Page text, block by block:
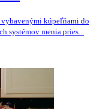
vybavenými kúpeľňami do
systémov menia pries...